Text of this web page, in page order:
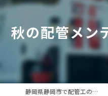
秋の配管メン
静岡県静岡市で配管工の求人なら有限会社長島設備